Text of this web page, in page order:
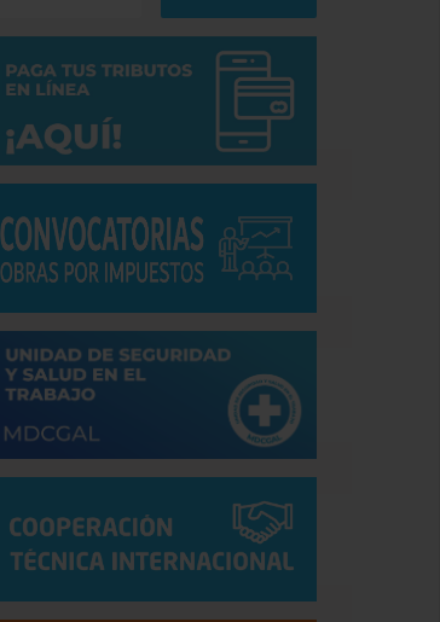
Hace 14 horas 2
¡PESCADO PARA TODOS EN LA